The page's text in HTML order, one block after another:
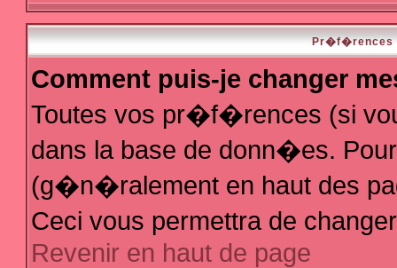
Pr�f�rences
Comment puis-je changer
Toutes vos pr�f�rences (si
dans la base de donn�es.
(g�n�ralement en haut des
Ceci vous permettra de
Revenir en haut de page